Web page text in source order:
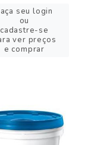
seu login
ou
cadastre-se
ver preços
e comprar